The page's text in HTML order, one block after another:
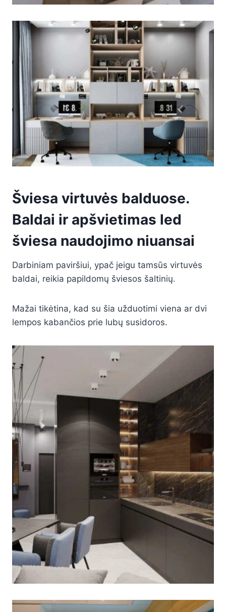
Šviesa virtuvės balduose.
Baldai ir apšvietimas led
šviesa naudojimo niuansai
Darbiniam paviršiui, ypač jeigu tamsūs virtuvės
baldai, reikia papildomų šviesos šaltinių.
Mažai tikėtina, kad su šia užduotimi viena ar dvi
lempos kabančios prie lubų susidoros.